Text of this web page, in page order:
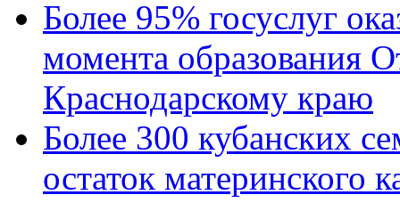
Более 95% госуслуг
момента образования
Краснодарскому краю
Более 300 кубанских
остаток материнского